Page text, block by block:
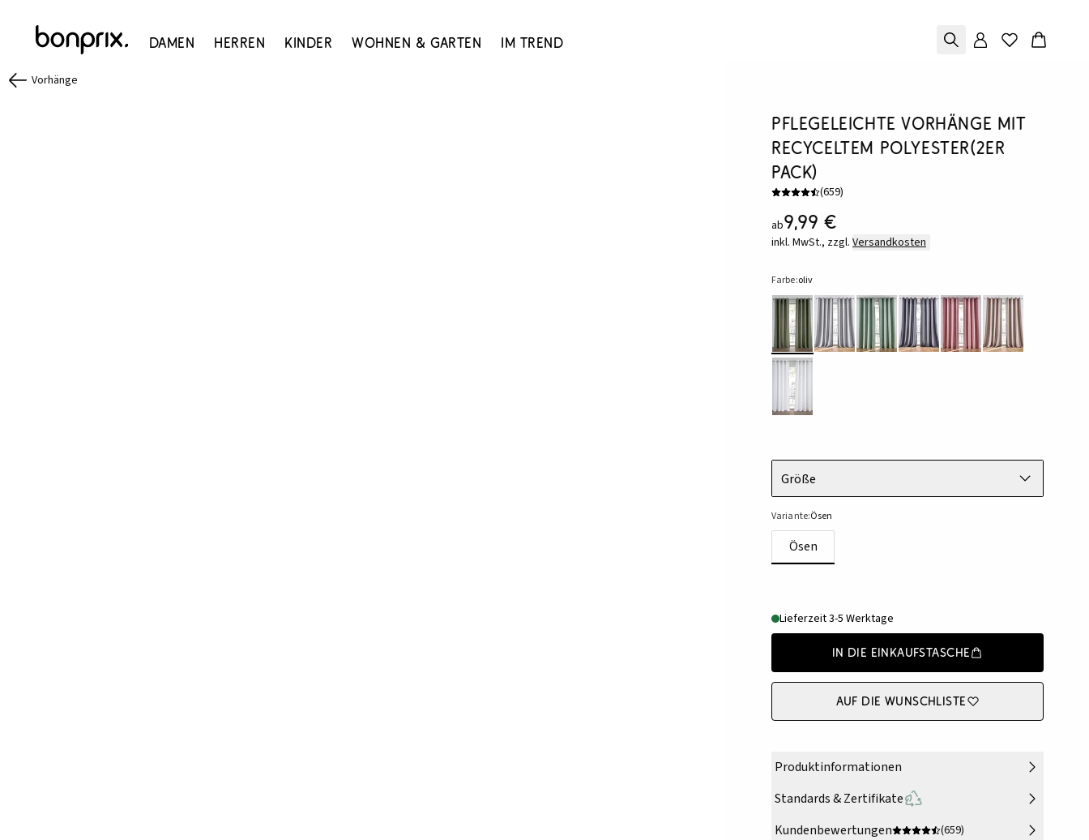
Damen Herren Kinder Wohnen & Garten Im Trend
Vorhänge
Pflegeleichte Vorhänge mit
recyceltem Polyester(2er
Pack)
(659)
ab9,99 €
inkl. MwSt., zzgl. Versandkosten
Farbe:oliv
Größe
Variante:Ösen
Ösen
Lieferzeit 3-5 Werktage
In die Einkaufstasche
Auf die Wunschliste
Produktinformationen
Standards & Zertifikate
Kundenbewertungen
(659)